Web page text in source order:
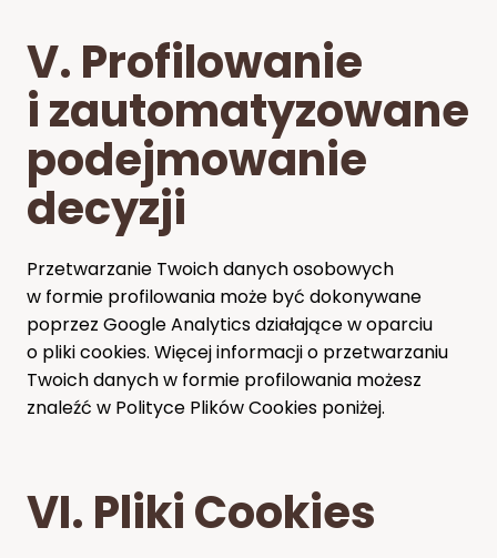
V. Profilowanie
i zautomatyzowane
podejmowanie
decyzji
Przetwarzanie Twoich danych osobowych
w formie profilowania może być dokonywane
poprzez Google Analytics działające w oparciu
o pliki cookies. Więcej informacji o przetwarzaniu
Twoich danych w formie profilowania możesz
znaleźć w Polityce Plików Cookies poniżej.
VI. Pliki Cookies